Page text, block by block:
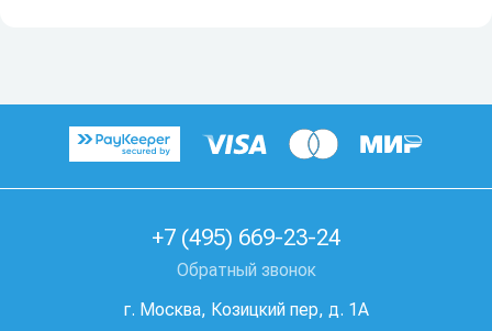
+7 (495) 669-23-24
Обратный звонок
г. Москва, Козицкий пер, д. 1А